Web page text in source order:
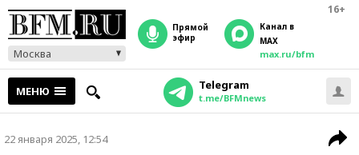
16+
Москва
прямой
эфир
Канал в
MAX
max.ru/bfm
МЕНЮ Telegram
t.me/BFMnews
22 января 2025, 12:54